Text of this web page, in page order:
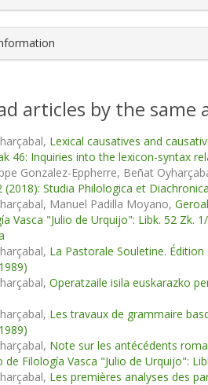
articles by the same
Lexical causatives and
46: Inquiries into the lexicon-syntax
Gonzalez-Eppherre, Beñat
(2018): Studia Philologica et
Manuel Padilla Moyano,
Vasca "Julio de Urquijo": Libk. 52 Zk.
La Pastorale Souletine.
Operatzaile isila euskarazko
Les travaux de grammaire
Note sur les antécédents
de Filología Vasca "Julio de Urquijo":
Les premières analyses des